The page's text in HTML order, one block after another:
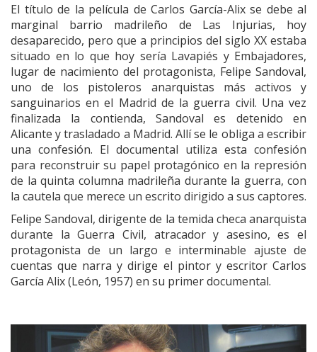
El título de la película de Carlos García-Alix se debe al
marginal barrio madrileño de Las Injurias, hoy
desaparecido, pero que a principios del siglo XX estaba
situado en lo que hoy sería Lavapiés y Embajadores,
lugar de nacimiento del protagonista, Felipe Sandoval,
uno de los pistoleros anarquistas más activos y
sanguinarios en el Madrid de la guerra civil. Una vez
finalizada la contienda, Sandoval es detenido en
Alicante y trasladado a Madrid. Allí se le obliga a escribir
una confesión. El documental utiliza esta confesión
para reconstruir su papel protagónico en la represión
de la quinta columna madrileña durante la guerra, con
la cautela que merece un escrito dirigido a sus captores.
Felipe Sandoval, dirigente de la temida checa anarquista
durante la Guerra Civil, atracador y asesino, es el
protagonista de un largo e interminable ajuste de
cuentas que narra y dirige el pintor y escritor Carlos
García Alix (León, 1957) en su primer documental.